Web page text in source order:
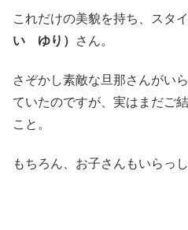
これだけの美貌を持ち、スタ
い ゆり）
さん。
さぞかし素敵な旦那さんがい
ていたのですが、実はまだご
こと。
もちろん、お子さんもいらっ